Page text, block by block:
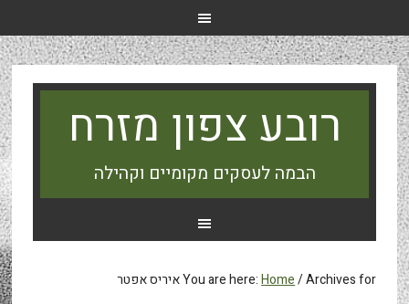
רובע צפון מזרח
הבמה לעסקים מקומיים וקהילה
You are here:Home/Archives for איריס אפטר